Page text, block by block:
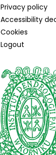
Privacy policy
Accessibility
Cookies
Logout